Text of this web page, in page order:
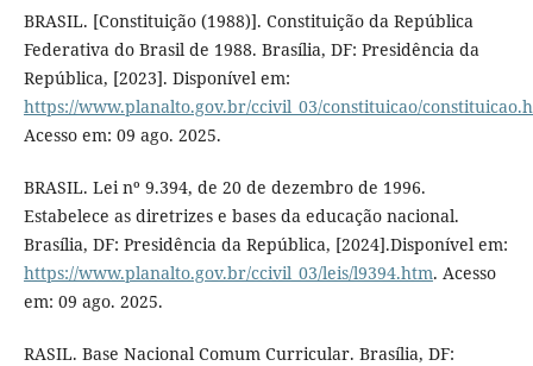
BRASIL. [Constituição (1988)]. Constituição da República
Federativa do Brasil de 1988. Brasília, DF: Presidência da
República, [2023]. Disponível em:
https://www.planalto.gov.br/ccivil_03/constituicao/
Acesso em: 09 ago. 2025.
BRASIL. Lei nº 9.394, de 20 de dezembro de 1996.
Estabelece as diretrizes e bases da educação nacional.
Brasília, DF: Presidência da República, [2024].Disponível em:
https://www.planalto.gov.br/ccivil_03/leis/l9394.htm. Acesso
em: 09 ago. 2025.
RASIL. Base Nacional Comum Curricular. Brasília, DF: